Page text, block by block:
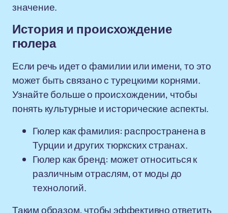
значение.
История и происхождение
гюлера
Если речь идет о фамилии или имени, то это
может быть связано с турецкими корнями.
Узнайте больше о происхождении, чтобы
понять культурные и исторические аспекты.
Гюлер как фамилия: распространена в
Турции и других тюркских странах.
Гюлер как бренд: может относиться к
различным отраслям, от моды до
технологий.
Таким образом, чтобы эффективно ответить